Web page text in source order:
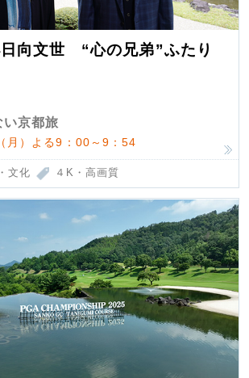
向文世 “心の兄弟”ふたり
い京都旅
月）よる9：00～9：54
文化 ４K・高画質